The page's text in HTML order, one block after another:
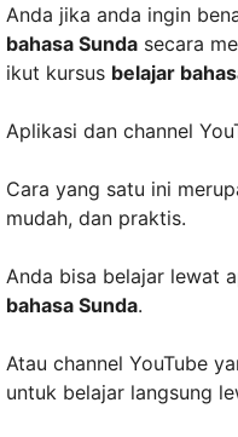
Anda jika anda ingin
bahasa Sunda secara
ikut kursus belajar
Aplikasi dan channel
Cara yang satu ini
mudah, dan praktis.
Anda bisa belajar lewat
bahasa Sunda.
Atau channel YouTube
untuk belajar langsung